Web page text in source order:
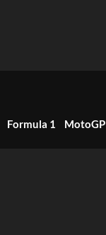
Formula 1 MotoGP